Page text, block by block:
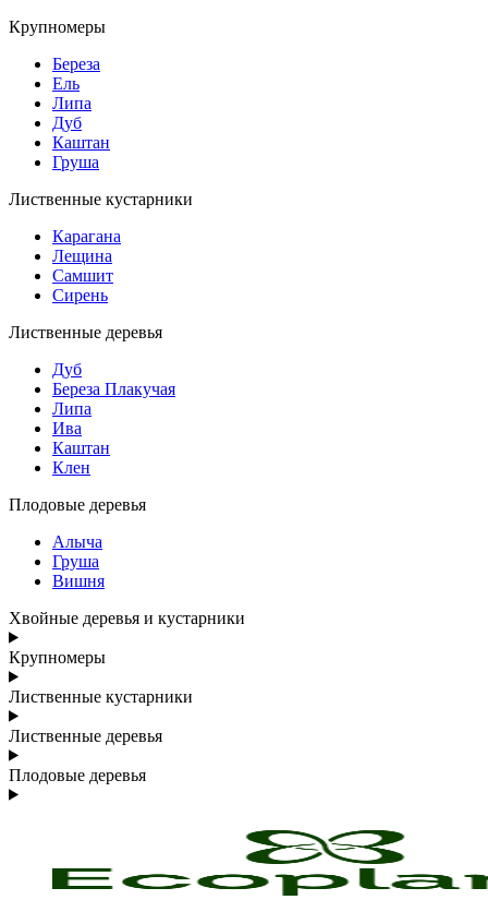
Крупномеры
Береза
Ель
Липа
Дуб
Каштан
Груша
Лиственные кустарники
Карагана
Лещина
Самшит
Сирень
Лиственные деревья
Дуб
Береза Плакучая
Липа
Ива
Каштан
Клен
Плодовые деревья
Алыча
Груша
Вишня
Хвойные деревья и кустарники
Крупномеры
Лиственные кустарники
Лиственные деревья
Плодовые деревья